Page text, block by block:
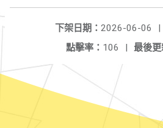
下架日期： 2026-06-06
|
最後更
點擊率： 106 |